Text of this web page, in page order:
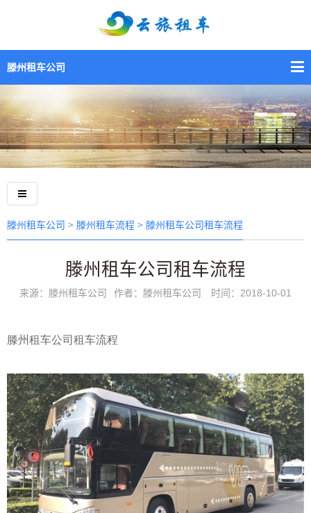
滕州租车公司
滕州租车公司 > 滕州租车流程 > 滕州租车公司租车流程
滕州租车公司租车流程
来源：滕州租车公司 作者：滕州租车公司 时间：2018-10-01
滕州租车公司 租车流程